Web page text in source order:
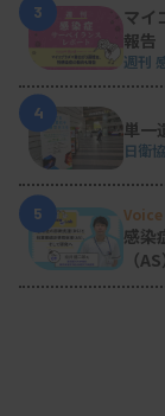
3
マイ
報告
週刊
4
単一
日衛
5
Voice
検査
感染
（